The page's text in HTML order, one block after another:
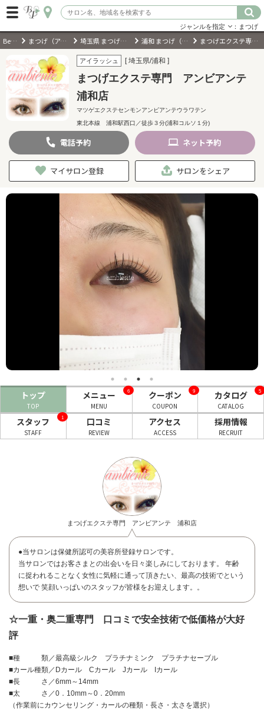
ログイン
会員登録（無料）
ジャンルを選択
キーワードで検索
近くのサロンを探す
現在地から探す
美容クリニック
ヘアカタログ
ジャンルを指定 ：まつげ
BeautyPark まつげ（アイラッシュ）サロン 埼玉県 まつげ（アイラッシュ）サロン 浦和 まつげ（アイラッシュ）サロン まつげエクステ専門 アンビアンテ 浦和店
アイラッシュ [ 埼玉県/浦和 ]
まつげエクステ専門 アンビアンテ
浦和店
マツゲエクステセンモンアンビアンテウラワテン
東北本線 浦和駅西口／徒歩３分(浦和コルソ１分)
電話予約 ネット予約
マイサロン登録 サロンをシェア
トップ
TOP
メニュー
MENU
6 クーポン
COUPON
9 カタログ
CATALOG
5
スタッフ
STAFF
1 口コミ
REVIEW
アクセス
ACCESS
採用情報
RECRUIT
まつげエクステ専門 アンビアンテ 浦和店
●当サロンは保健所認可の美容所登録サロンです。
当サロンではお客さまとの出会いを日々楽しみにしております。 年齢
に捉われることなく女性に気軽に通って頂きたい、最高の技術でという
想いで 笑顔いっぱいのスタッフが皆様をお迎えします。。
☆一重・奥二重専門 口コミで安全技術で低価格が大好
評
■種 類／最高級シルク プラチナミンク プラチナセーブル
■カール種類／Dカール Cカール Jカール Iカール
■長 さ／6mm～14mm
■太 さ／0．10mm～0．20mm
（作業前にカウンセリング・カールの種類・長さ・太さを選択）